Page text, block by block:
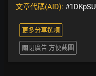
文章代碼(AID):
更多分享選項
關閉廣告 方便截圖